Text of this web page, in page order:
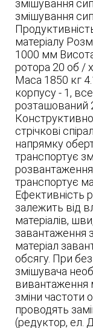
змішування
змішування
матеріалу
1000 мм
ротора 20 об /
Маса 1850 кг
корпусу - 1,
розташований
стрічкові
напрямку
транспортує
транспортує
Ефективність
залежить від
матеріалів,
завантаження
матеріал
обсягу. При
змішувача
вивантаження
зміни частоти
проводять
(редуктор, ел.